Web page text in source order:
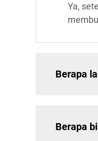
Ya,
Berapa
Berapa